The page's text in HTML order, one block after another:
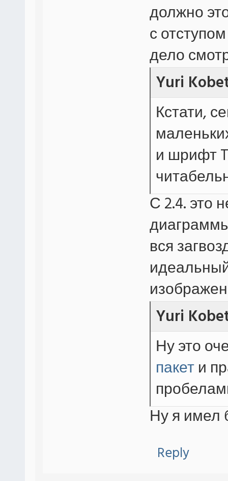
должно
с
дело
Yuri
Кстати,
и шрифт
С 2.4. это
вся
Yuri
Ну это
пакети
Ну я имел
Reply